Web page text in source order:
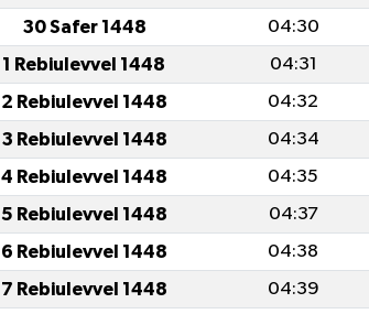
30 Safer 1448 04:30
1 Rebiulevvel 1448 04:31
2 Rebiulevvel 1448 04:32
3 Rebiulevvel 1448 04:34
4 Rebiulevvel 1448 04:35
5 Rebiulevvel 1448 04:37
6 Rebiulevvel 1448 04:38
7 Rebiulevvel 1448 04:39